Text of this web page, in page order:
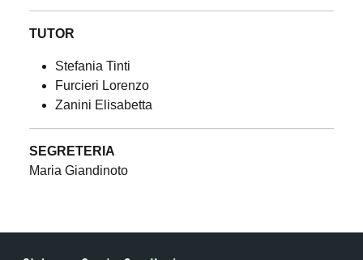
TUTOR
Stefania Tinti
Furcieri Lorenzo
Zanini Elisabetta
SEGRETERIA
Maria Giandinoto